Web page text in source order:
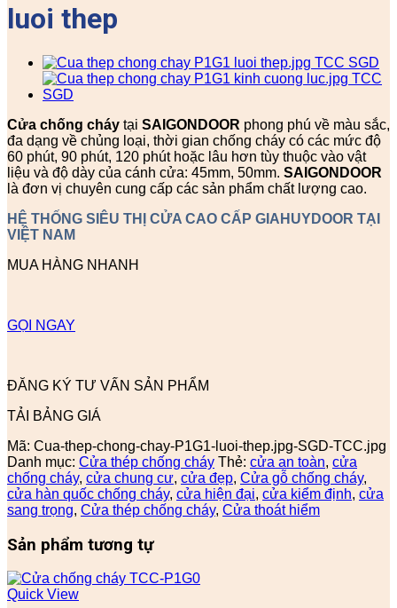
luoi thep
Cửa chống cháy tại SAIGONDOOR phong phú về màu sắc,
đa dạng về chủng loại, thời gian chống cháy có các mức độ
60 phút, 90 phút, 120 phút hoặc lâu hơn tùy thuộc vào vật
liệu và độ dày của cánh cửa: 45mm, 50mm. SAIGONDOOR
là đơn vị chuyên cung cấp các sản phẩm chất lượng cao.
HỆ THỐNG SIÊU THỊ CỬA CAO CẤP GIAHUYDOOR TẠI
VIỆT NAM
MUA HÀNG NHANH
GỌI NGAY
ĐĂNG KÝ TƯ VẤN SẢN PHẨM
TẢI BẢNG GIÁ
Mã: Cua-thep-chong-chay-P1G1-luoi-thep.jpg-SGD-TCC.jpg
Danh mục: Cửa thép chống cháy Thẻ: cửa an toàn, cửa
chống cháy, cửa chung cư, cửa đẹp, Cửa gỗ chống cháy,
cửa hàn quốc chống cháy, cửa hiện đại, cửa kiểm định, cửa
sang trọng, Cửa thép chống cháy, Cửa thoát hiểm
Sản phẩm tương tự
Quick View